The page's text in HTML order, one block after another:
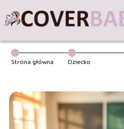
Strona główna Dziecko